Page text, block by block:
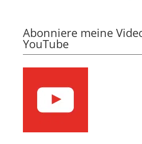
Abonniere meine
YouTube